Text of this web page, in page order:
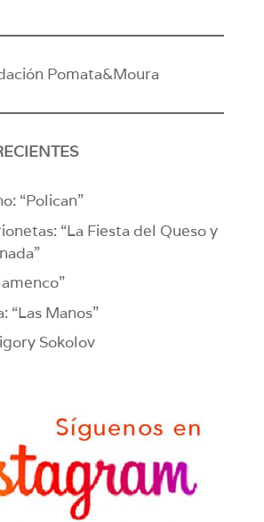
Pomata&Moura
“Polican”
“La Fiesta del Queso y
“Las Manos”
Sokolov